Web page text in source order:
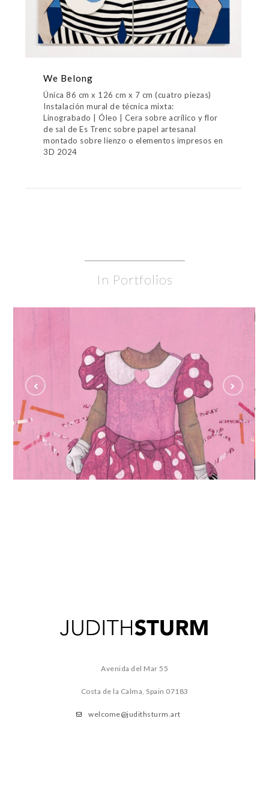
We Belong
Única 86 cm x 126 cm x 7 cm (cuatro piezas)
Instalación mural de técnica mixta:
Linograbado | Óleo | Cera sobre acrílico y flor
de sal de Es Trenc sobre papel artesanal
montado sobre lienzo o elementos impresos en
3D 2024
In Portfolios
Disneynym
MAXI MOUSE
Avenida del Mar 55
Costa de la Calma, Spain 07183
welcome@judithsturm.art